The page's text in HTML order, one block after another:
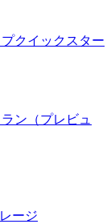
クイックスター
ン（プレビュ
ージ